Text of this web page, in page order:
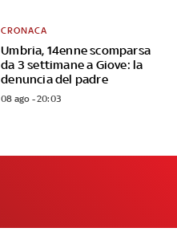
Umbria, 14enne scomparsa
da 3 settimane a Giove: la
denuncia del padre
CRONACA
08 ago - 20:03